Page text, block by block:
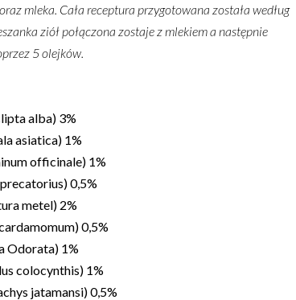
mleka. Cała receptura przygotowana została według
ziół połączona zostaje z mlekiem a następnie
5 olejków.
alba) 3%
asiatica) 1%
officinale) 1%
0,5%
metel) 2%
0,5%
Odorata) 1%
colocynthis) 1%
jatamansi) 0,5%